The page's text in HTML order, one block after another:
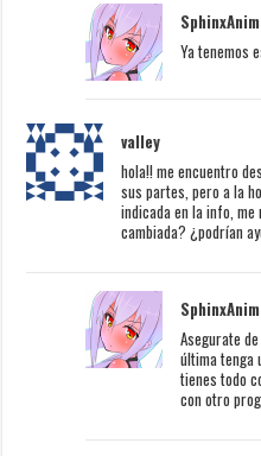
Ya tenemos
valley
hola!! me encuentro
sus partes, pero a la
indicada en la info,
cambiada? ¿podrían
Asegurate
última tenga
tienes todo
con otro